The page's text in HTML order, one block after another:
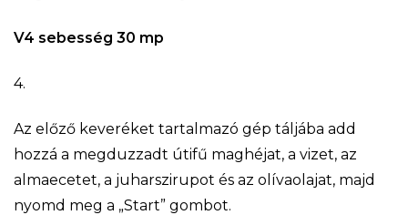
V4 sebesség 30 mp
4.
Az előző keveréket tartalmazó gép táljába add
hozzá a megduzzadt útifű maghéjat, a vizet, az
almaecetet, a juharszirupot és az olívaolajat, majd
nyomd meg a „Start” gombot.